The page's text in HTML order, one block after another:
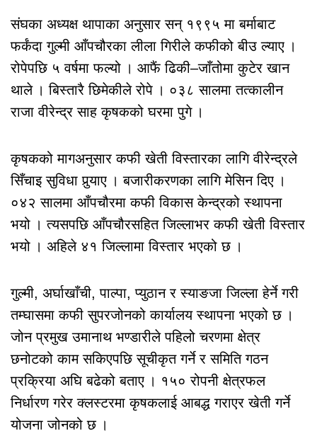
संघका अध्यक्ष थापाका अनुसार सन् १९९५ मा बर्माबाट
फर्कंदा गुल्मी आँपचौरका लीला गिरीले कफीको बीउ ल्याए ।
रोपेपछि ५ वर्षमा फल्यो । आफैं ढिकी–जाँतोमा कुटेर खान
थाले । बिस्तारै छिमेकीले रोपे । ०३८ सालमा तत्कालीन
राजा वीरेन्द्र साह कृषकको घरमा पुगे ।
कृषकको मागअनुसार कफी खेती विस्तारका लागि वीरेन्द्रले
सिँचाइ सुविधा पुर्‍याए । बजारीकरणका लागि मेसिन दिए ।
०४२ सालमा आँपचौरमा कफी विकास केन्द्रको स्थापना
भयो । त्यसपछि आँपचौरसहित जिल्लाभर कफी खेती विस्तार
भयो । अहिले ४१ जिल्लामा विस्तार भएको छ ।
गुल्मी, अर्घाखाँची, पाल्पा, प्युठान र स्याङजा जिल्ला हेर्ने गरी
तम्घासमा कफी सुपरजोनको कार्यालय स्थापना भएको छ ।
जोन प्रमुख उमानाथ भण्डारीले पहिलो चरणमा क्षेत्र
छनोटको काम सकिएपछि सूचीकृत गर्ने र समिति गठन
प्रक्रिया अघि बढेको बताए । १५० रोपनी क्षेत्रफल
निर्धारण गरेर क्लस्टरमा कृषकलाई आबद्ध गराएर खेती गर्ने
योजना जोनको छ ।